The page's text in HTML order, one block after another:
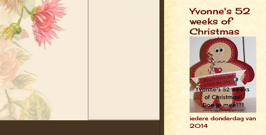
Yvonne's 52
weeks of
Christmas
iedere donderdag van
2014